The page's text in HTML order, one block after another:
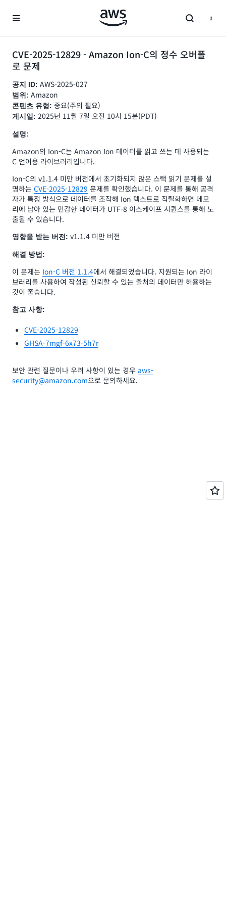
CVE-2025-12829 - Amazon Ion-C의 정수 오버플
로 문제
공지 ID: AWS-2025-027
범위: Amazon
콘텐츠 유형: 중요(주의 필요)
게시일: 2025년 11월 7일 오전 10시 15분(PDT)
설명:
Amazon의 Ion-C는 Amazon Ion 데이터를 읽고 쓰는 데 사용되는
C 언어용 라이브러리입니다.
Ion-C의 v1.1.4 미만 버전에서 초기화되지 않은 스택 읽기 문제를 설
명하는 CVE-2025-12829 문제를 확인했습니다. 이 문제를 통해 공격
자가 특정 방식으로 데이터를 조작해 Ion 텍스트로 직렬화하면 메모
리에 남아 있는 민감한 데이터가 UTF-8 이스케이프 시퀀스를 통해 노
출될 수 있습니다.
영향을 받는 버전: v1.1.4 미만 버전
해결 방법:
이 문제는 Ion-C 버전 1.1.4에서 해결되었습니다. 지원되는 Ion 라이
브러리를 사용하여 작성된 신뢰할 수 있는 출처의 데이터만 허용하는
것이 좋습니다.
참고 사항:
CVE-2025-12829
GHSA-7mgf-6x73-5h7r
보안 관련 질문이나 우려 사항이 있는 경우 aws-
security@amazon.com으로 문의하세요.